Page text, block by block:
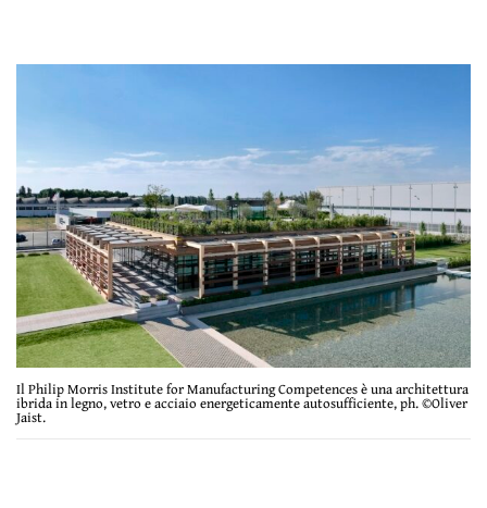
Il Philip Morris Institute for Manufacturing Competences è una architettura
ibrida in legno, vetro e acciaio energeticamente autosufficiente, ph. ©Oliver
Jaist.